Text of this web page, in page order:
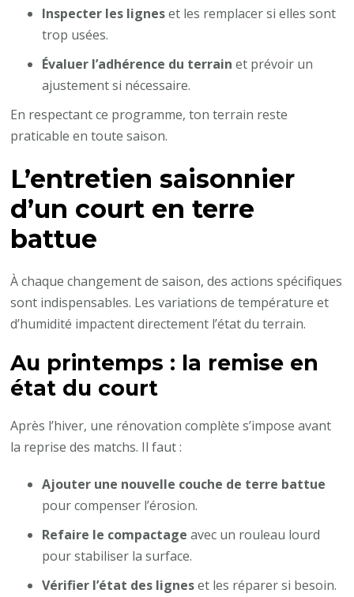
Inspecter les ligneset les remplacer si elles sont
trop usées.
Évaluer l’adhérence du terrain et prévoir un
ajustement si nécessaire.
En respectant ce programme, ton terrain reste
praticable en toute saison.
L’entretien saisonnier
d’un court en terre
battue
À chaque changement de saison, des actions spécifiques
sont indispensables. Les variations de température et
d’humidité impactent directement l’état du terrain.
Au printemps : la remise en
état du court
Après l’hiver, une rénovation complète s’impose avant
la reprise des matchs. Il faut :
Ajouter une nouvelle couche de terre battue
pour compenser l’érosion.
Refaire le compactage avec un rouleau lourd
pour stabiliser la surface.
Vérifier l’état des ligneset les réparer si besoin.